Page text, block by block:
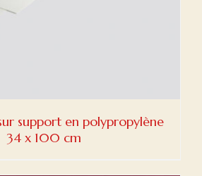
support en polypropylène
34 x 100 cm